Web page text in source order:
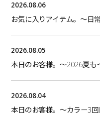
2026.08.06
お気に入りアイテム。〜日
2026.08.05
本日のお客様。〜2026夏も
2026.08.04
本日のお客様。〜カラー3